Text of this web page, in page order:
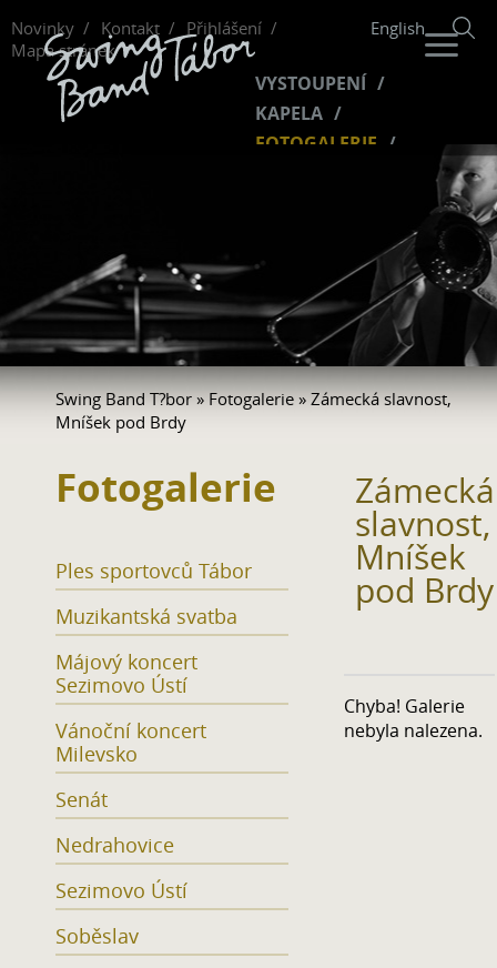
Novinky Kontakt
Přihlášení
Mapa stránek
English
VYSTOUPENÍ
KAPELA
FOTOGALERIE
Swing Band T?bor » Fotogalerie » Zámecká slavnost,
Mníšek pod Brdy
Fotogalerie
Ples sportovců Tábor
Muzikantská svatba
Májový koncert
Sezimovo Ústí
Vánoční koncert
Milevsko
Senát
Nedrahovice
Sezimovo Ústí
Soběslav
Zámecká
slavnost,
Mníšek
pod Brdy
Chyba! Galerie
nebyla nalezena.